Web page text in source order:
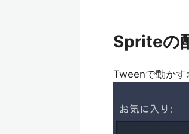
Spriteの
Tweenで動かす